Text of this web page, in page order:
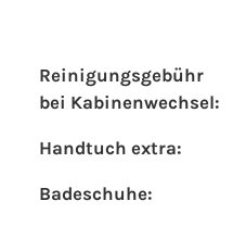
Reinigungsgebühr
bei Kabinenwechsel:
Handtuch extra:
Badeschuhe: